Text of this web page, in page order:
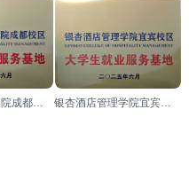
银杏酒店管理学院成都校区与有墨公考达成合作，并授予其“大学生就业服务基地”称号 银杏酒店管理学院宜宾校区与有墨公考达成合作，并授予其“大学生就业服务基地”称号